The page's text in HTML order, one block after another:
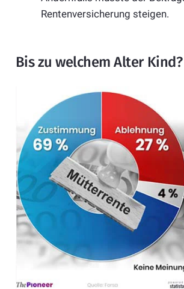
Rentenversicherung steigen.
Bis zu welchem Alter Kind?